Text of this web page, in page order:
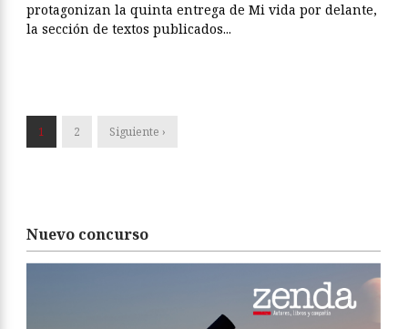
protagonizan la quinta entrega de Mi vida por delante,
la sección de textos publicados...
1 2 Siguiente ›
Nuevo concurso